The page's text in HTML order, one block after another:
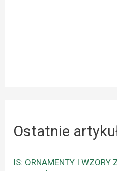
Ostatnie
IS: ORNAMENTY I WZORY